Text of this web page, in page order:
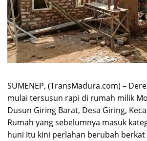
SUMENEP, (TransMadura.com) –
mulai tersusun rapi di rumah milik
Dusun Giring Barat, Desa Giring,
Rumah yang sebelumnya masuk
huni itu kini perlahan berubah